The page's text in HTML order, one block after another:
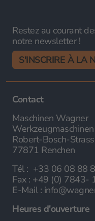
Restez au courant
notre newsletter !
S'INSCRIRE À LA
Contact
Maschinen Wagner
Robert-Bosch-
77871 Renchen
Tél : +33 06 08 88
Fax : +49 (0) 7843-
E-Mail :
Heures d'ouverture